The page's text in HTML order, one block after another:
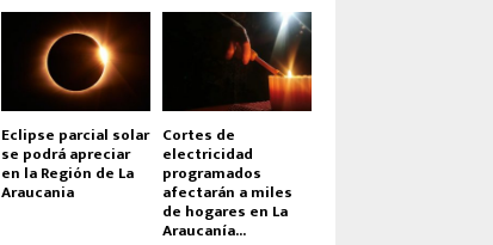
Eclipse parcial solar
se podrá apreciar
en la Región de La
Araucania
Cortes de
electricidad
programados
afectarán a miles
de hogares en La
Araucanía...